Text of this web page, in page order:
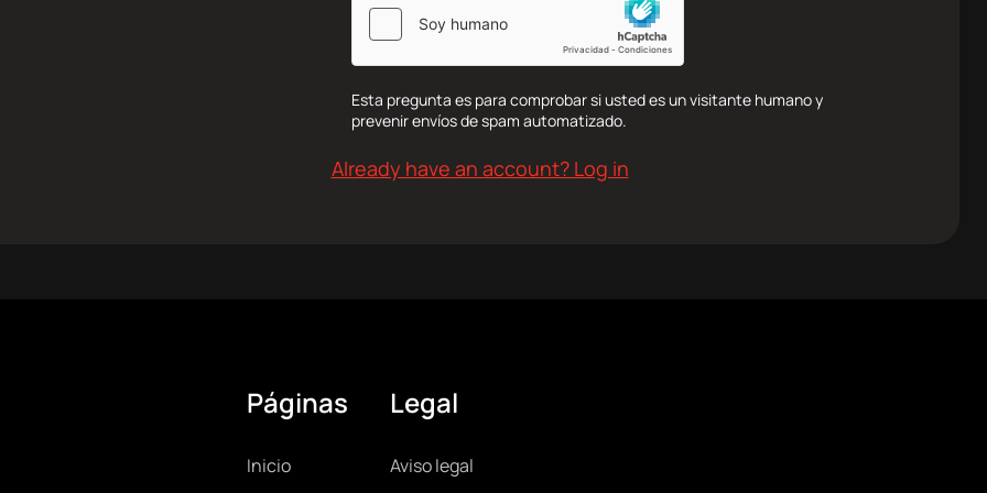
Esta pregunta es para comprobar si usted es un visitante humano y
prevenir envíos de spam automatizado.
Already have an account? Log in
Páginas
Main
Inicio
Legal
Legal
Aviso legal